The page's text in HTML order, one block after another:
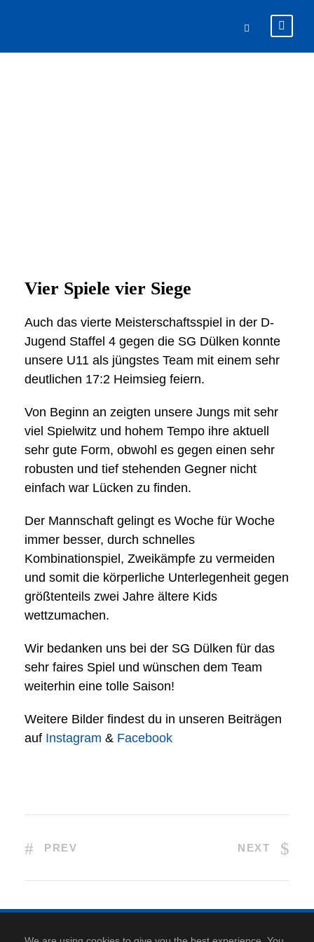
Vier Spiele vier Siege
Auch das vierte Meisterschaftsspiel in der D-
Jugend Staffel 4 gegen die SG Dülken konnte
unsere U11 als jüngstes Team mit einem sehr
deutlichen 17:2 Heimsieg feiern.
Von Beginn an zeigten unsere Jungs mit sehr
viel Spielwitz und hohem Tempo ihre aktuell
sehr gute Form, obwohl es gegen einen sehr
robusten und tief stehenden Gegner nicht
einfach war Lücken zu finden.
Der Mannschaft gelingt es Woche für Woche
immer besser, durch schnelles
Kombinationspiel, Zweikämpfe zu vermeiden
und somit die körperliche Unterlegenheit gegen
größtenteils zwei Jahre ältere Kids
wettzumachen.
Wir bedanken uns bei der SG Dülken für das
sehr faires Spiel und wünschen dem Team
weiterhin eine tolle Saison!
Weitere Bilder findest du in unseren Beiträgen
auf Instagram & Facebook
PREV NEXT